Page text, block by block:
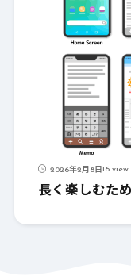
2026年2月8日16 view
長く楽しむた